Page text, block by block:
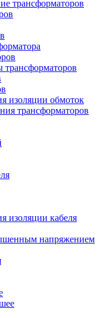
трансформаторов
трансформаторов
изоляции обмоток
трансформаторов
изоляции кабеля
напряжением